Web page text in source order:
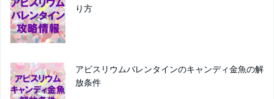
り方
アビスリウムバレンタインのキャンディ金魚の解
放条件